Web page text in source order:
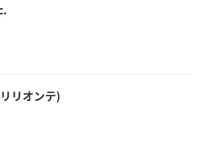
リオンテ)